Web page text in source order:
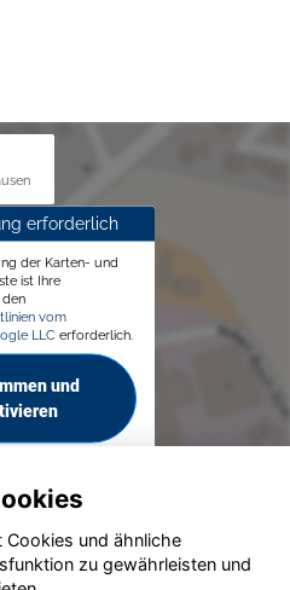
erforderlich
der Karten- und
ist Ihre
vom
LLC erforderlich.
und
Cookies und ähnliche
zu gewährleisten und